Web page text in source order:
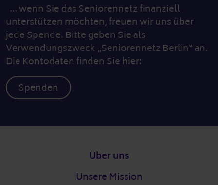
… wenn Sie das Seniorennetz finanziell
unterstützen möchten, freuen wir uns über
jede Spende. Bitte geben Sie als
Verwendungszweck „Seniorennetz Berlin“ an.
Die Kontodaten finden Sie hier:
Spenden
Über uns
Unsere Mission